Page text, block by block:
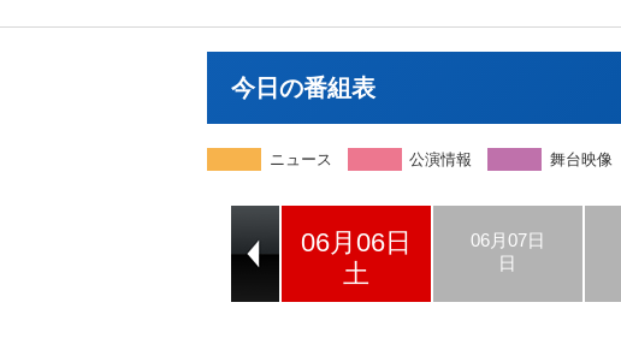
今日の番組表
ニュース 公演情報 舞台映像
06月06日
土
06月07日
日